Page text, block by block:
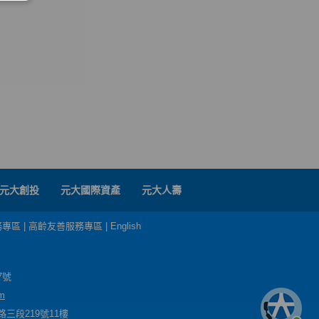
元大創投 元大國際資產 元大人壽
區 高齡友善服務專區 English
號
三段219號11樓